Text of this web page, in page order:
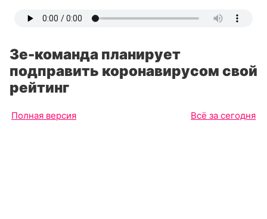
Зе-команда планирует
подправить коронавирусом свой
рейтинг
Полная версия Всё за сегодня